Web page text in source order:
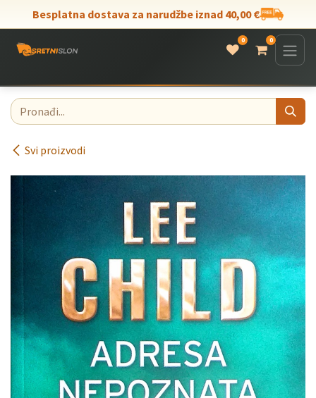
Skip to Content
Besplatna dostava za narudžbe iznad 40,00 €
0 0
Svi proizvodi